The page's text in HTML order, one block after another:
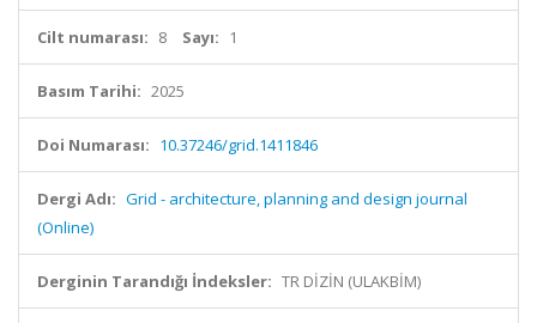
Cilt numarası: 8 Sayı: 1
Basım Tarihi: 2025
Doi Numarası: 10.37246/grid.1411846
Dergi Adı: Grid - architecture, planning and design journal
(Online)
Derginin Tarandığı İndeksler: TR DİZİN (ULAKBİM)